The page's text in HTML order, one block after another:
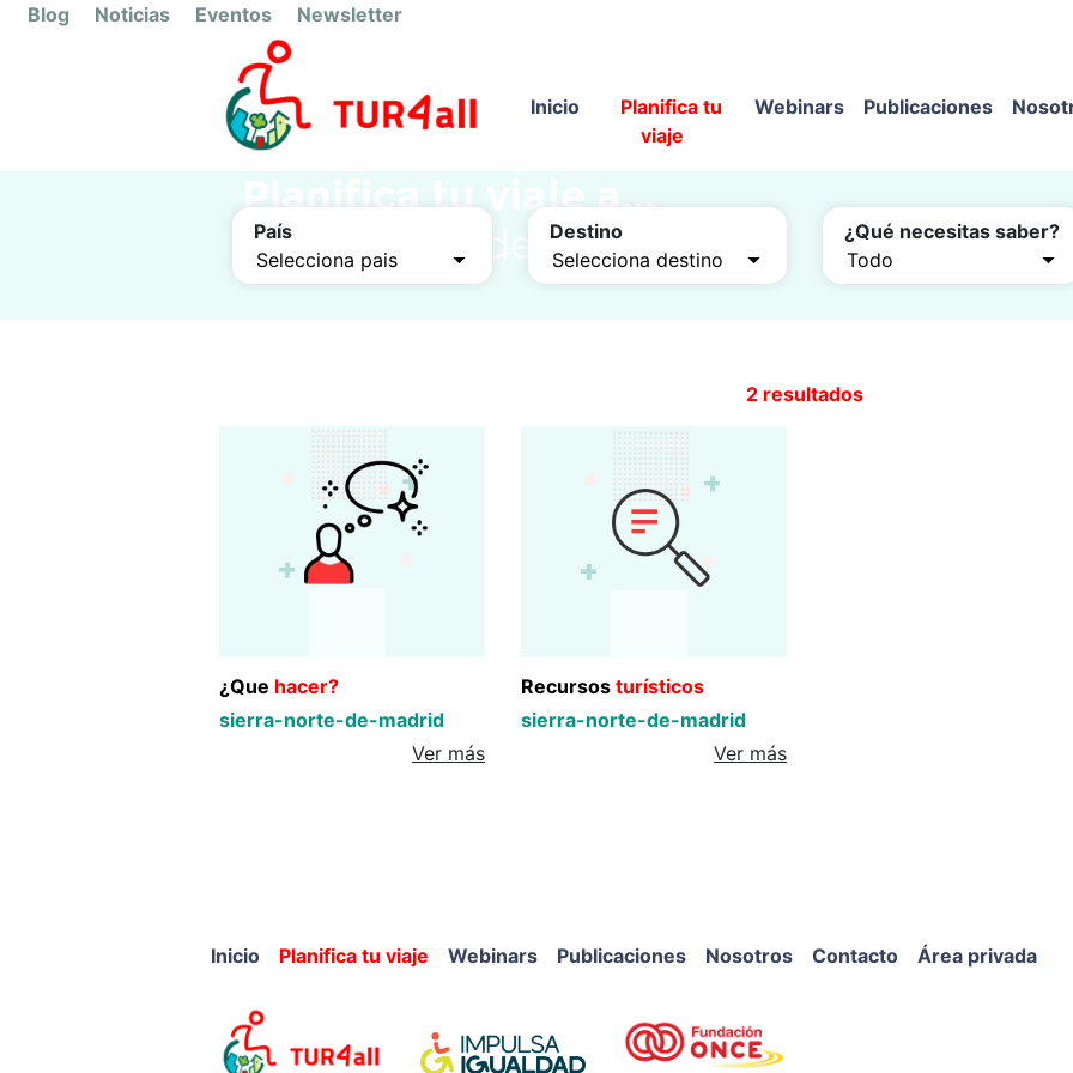
Blog Noticias Eventos Newsletter
Inicio
Planifica tu
viaje
Webinars Publicaciones
Planifica tu viaje a...
sierra-norte-de-madrid
País Destino ¿Qué necesitas saber?
2 resultados
¿Que hacer?
sierra-norte-de-madrid
Ver más
Recursos turísticos
sierra-norte-de-madrid
Ver más
Inicio Planifica tu viaje Webinars Publicaciones Nosotros Contacto Área privada